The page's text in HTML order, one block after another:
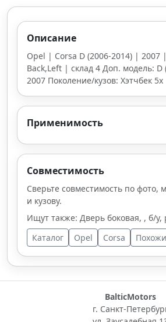
Описание
Opel | Corsa D (2006-2014) | 2007
Back,Left | склад 4 Доп. модель: D
2007 Поколение/кузов: Хэтчбек 5х
Применимость
Совместимость
Сверьте совместимость по фото,
и кузову.
Ищут также: Дверь боковая, , б/у,
Каталог
Opel Corsa
BalticMotors
г. Санкт-